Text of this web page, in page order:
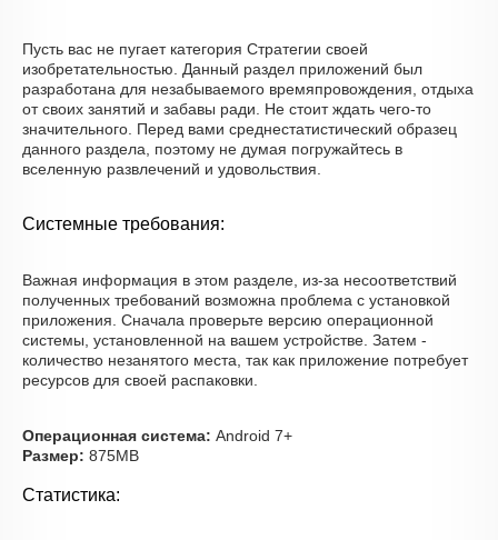
Пусть вас не пугает категория Стратегии своей
изобретательностью. Данный раздел приложений был
разработана для незабываемого времяпровождения, отдыха
от своих занятий и забавы ради. Не стоит ждать чего-то
значительного. Перед вами среднестатистический образец
данного раздела, поэтому не думая погружайтесь в
вселенную развлечений и удовольствия.
Системные требования:
Важная информация в этом разделе, из-за несоответствий
полученных требований возможна проблема с установкой
приложения. Сначала проверьте версию операционной
системы, установленной на вашем устройстве. Затем -
количество незанятого места, так как приложение потребует
ресурсов для своей распаковки.
Операционная система: Android 7+
Размер: 875MB
Статистика: